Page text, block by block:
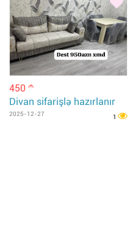
450 m
Divan sifarişlə hazırlanır
2025-12-27 1